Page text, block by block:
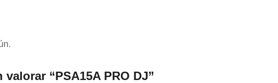
“PSA15A PRO DJ”